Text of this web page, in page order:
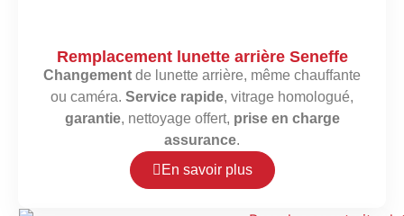
Remplacement lunette arrière Seneffe
Changement de lunette arrière, même chauffante
ou caméra. Service rapide, vitrage homologué,
garantie, nettoyage offert, prise en charge
assurance.
En savoir plus